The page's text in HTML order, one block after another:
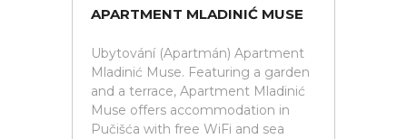
APARTMENT MLADINIĆ MUSE
Ubytování (Apartmán) Apartment
Mladinić Muse. Featuring a garden
and a terrace, Apartment Mladinić
Muse offers accommodation in
Pučišća with free WiFi and sea